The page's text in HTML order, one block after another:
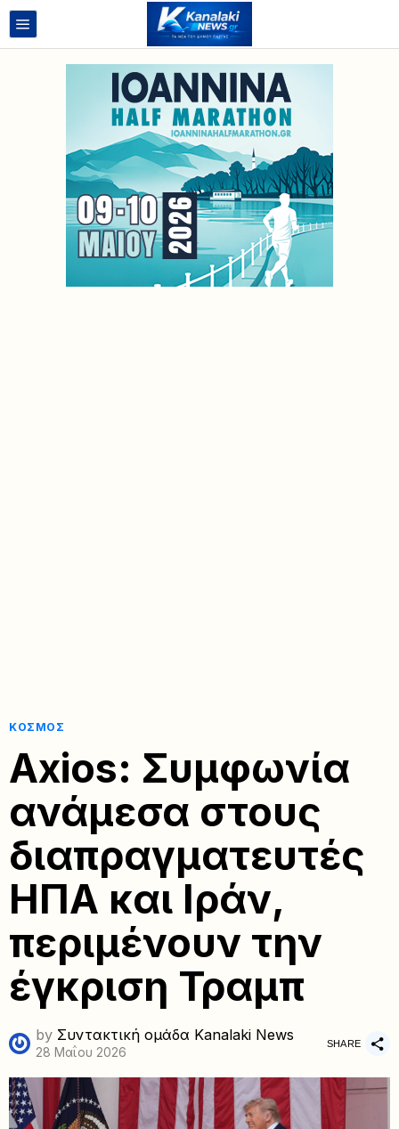
ΚΌΣΜΟΣ
Axios: Συμφωνία
ανάμεσα στους
διαπραγματευτές
ΗΠΑ και Ιράν,
περιμένουν την
έγκριση Τραμπ
by Συντακτική ομάδα Kanalaki News
28 Μαΐου 2026
SHARE